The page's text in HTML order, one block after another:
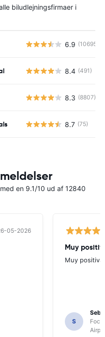
biludlejningsfirmaer i
6.9 (10695)
8.4 (491)
8.3 (8807)
8.7 (75)
en 9.1/10 ud af 12840
05-2026
Muy
Muy positiva
S
Foco